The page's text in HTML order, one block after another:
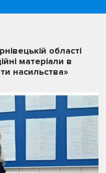
області
матеріали в
насильства»